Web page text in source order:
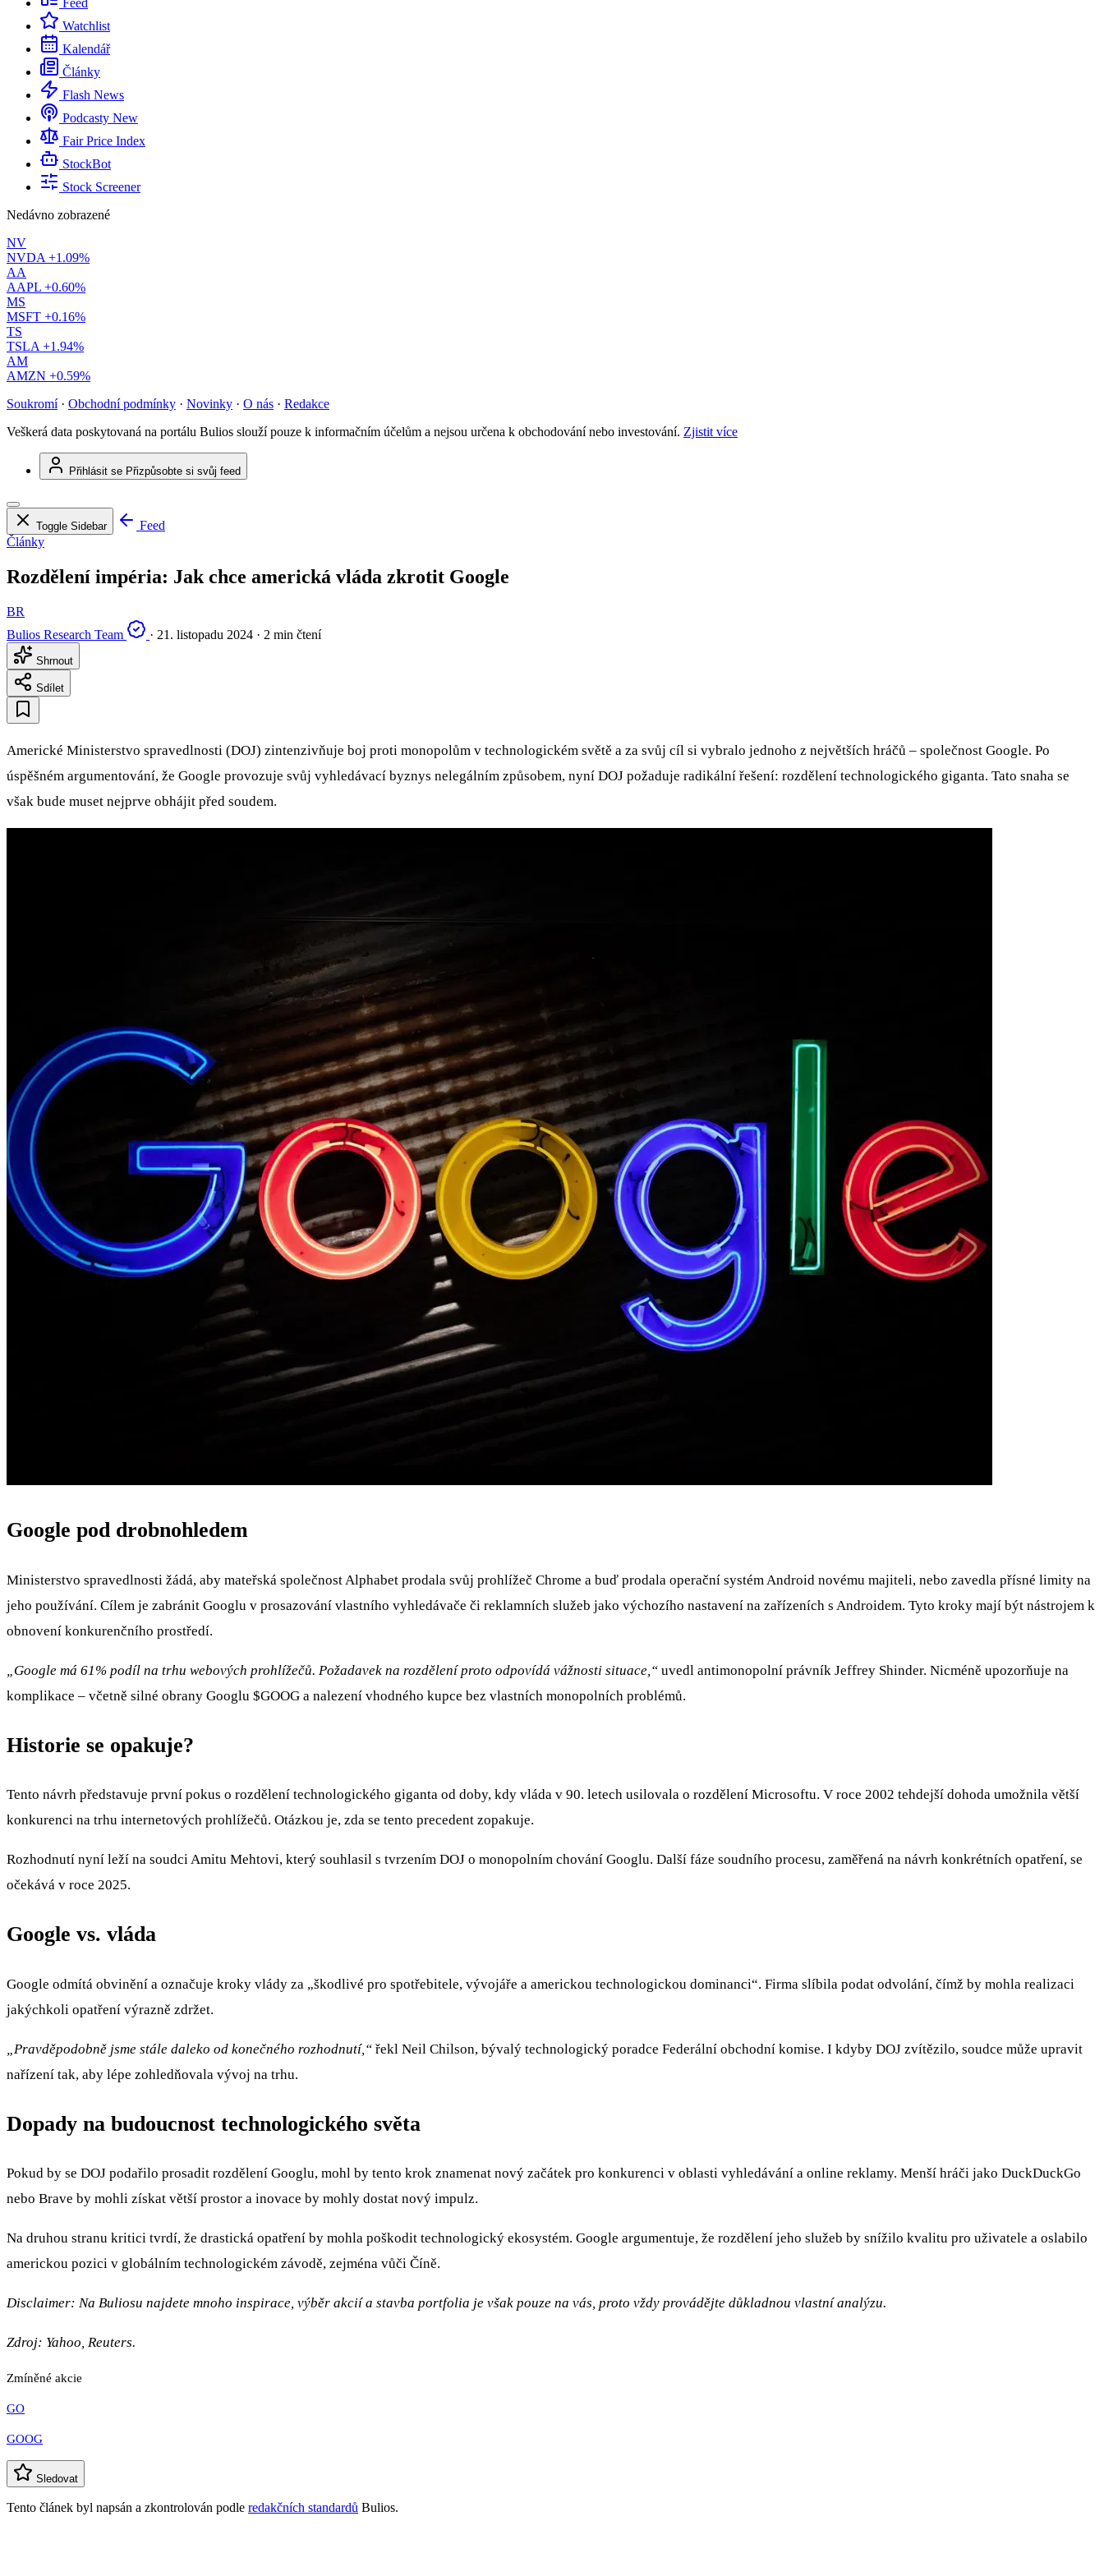
Feed
Watchlist
Kalendář
Články
Flash News
Podcasty New
Fair Price Index
StockBot
Stock Screener
Nedávno zobrazené
NV
NVDA +1.09%
AA
AAPL +0.60%
MS
MSFT +0.16%
TS
TSLA +1.94%
AM
AMZN +0.59%
Soukromí · Obchodní podmínky · Novinky · O nás · Redakce
Veškerá data poskytovaná na portálu Bulios slouží pouze k informačním účelům a nejsou určena k obchodování nebo investování. Zjistit více
Přihlásit se Přizpůsobte si svůj feed
Toggle Sidebar
Feed
Články
Rozdělení impéria: Jak chce americká vláda zkrotit Google
BR
Bulios Research Team
· 21. listopadu 2024 · 2 min čtení
Shrnout
Sdílet
Americké Ministerstvo spravedlnosti (DOJ) zintenzivňuje boj proti monopolům v technologickém světě a za svůj cíl si vybralo jednoho z největších hráčů – společnost Google. Po
úspěšném argumentování, že Google provozuje svůj vyhledávací byznys nelegálním způsobem, nyní DOJ požaduje radikální řešení: rozdělení technologického giganta. Tato snaha se
však bude muset nejprve obhájit před soudem.
Google pod drobnohledem
Ministerstvo spravedlnosti žádá, aby mateřská společnost Alphabet prodala svůj prohlížeč Chrome a buď prodala operační systém Android novému majiteli, nebo zavedla přísné limity na
jeho používání. Cílem je zabránit Googlu v prosazování vlastního vyhledávače či reklamních služeb jako výchozího nastavení na zařízeních s Androidem. Tyto kroky mají být nástrojem k
obnovení konkurenčního prostředí.
„Google má 61% podíl na trhu webových prohlížečů. Požadavek na rozdělení proto odpovídá vážnosti situace,“ uvedl antimonopolní právník Jeffrey Shinder. Nicméně upozorňuje na
komplikace – včetně silné obrany Googlu $GOOG a nalezení vhodného kupce bez vlastních monopolních problémů.
Historie se opakuje?
Tento návrh představuje první pokus o rozdělení technologického giganta od doby, kdy vláda v 90. letech usilovala o rozdělení Microsoftu. V roce 2002 tehdejší dohoda umožnila větší
konkurenci na trhu internetových prohlížečů. Otázkou je, zda se tento precedent zopakuje.
Rozhodnutí nyní leží na soudci Amitu Mehtovi, který souhlasil s tvrzením DOJ o monopolním chování Googlu. Další fáze soudního procesu, zaměřená na návrh konkrétních opatření, se
očekává v roce 2025.
Google vs. vláda
Google odmítá obvinění a označuje kroky vlády za „škodlivé pro spotřebitele, vývojáře a americkou technologickou dominanci“. Firma slíbila podat odvolání, čímž by mohla realizaci
jakýchkoli opatření výrazně zdržet.
„Pravděpodobně jsme stále daleko od konečného rozhodnutí,“ řekl Neil Chilson, bývalý technologický poradce Federální obchodní komise. I kdyby DOJ zvítězilo, soudce může upravit
nařízení tak, aby lépe zohledňovala vývoj na trhu.
Dopady na budoucnost technologického světa
Pokud by se DOJ podařilo prosadit rozdělení Googlu, mohl by tento krok znamenat nový začátek pro konkurenci v oblasti vyhledávání a online reklamy. Menší hráči jako DuckDuckGo
nebo Brave by mohli získat větší prostor a inovace by mohly dostat nový impulz.
Na druhou stranu kritici tvrdí, že drastická opatření by mohla poškodit technologický ekosystém. Google argumentuje, že rozdělení jeho služeb by snížilo kvalitu pro uživatele a oslabilo
americkou pozici v globálním technologickém závodě, zejména vůči Číně.
Disclaimer: Na Buliosu najdete mnoho inspirace, výběr akcií a stavba portfolia je však pouze na vás, proto vždy provádějte důkladnou vlastní analýzu.
Zdroj: Yahoo, Reuters.
Zmíněné akcie
GO
GOOG
Sledovat
Tento článek byl napsán a zkontrolován podle redakčních standardů Bulios.